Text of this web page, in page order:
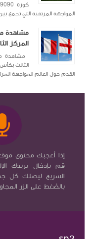
المواجهة المرتقبة التي تجمع
مشاهدة
المركز
مشاهدة
القدم حول العالم المواجهة
إذا أعجبك محتوى
السريع ليصلك كل
بالضغط على الزر